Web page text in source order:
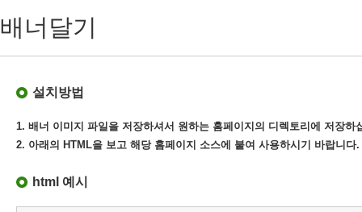
배너달기
설치방법
1. 배너 이미지 파일을 저장하셔서 원하는 홈페이지의 디렉토리에 저장하
2. 아래의 HTML을 보고 해당 홈페이지 소스에 붙여 사용하시기 바랍니다.
html 예시